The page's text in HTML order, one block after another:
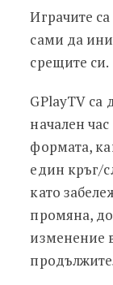
Играчите
сами да
срещите си.
GPlayTV са
начален
формата,
един кръг/
като
промяна,
изменение